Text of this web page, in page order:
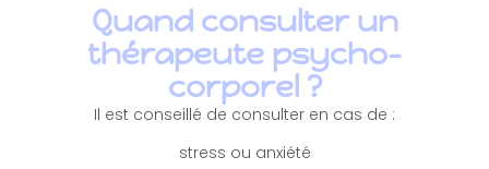
Quand consulter un
thérapeute psycho-
corporel ?
Il est conseillé de consulter en cas de :
stress ou anxiété